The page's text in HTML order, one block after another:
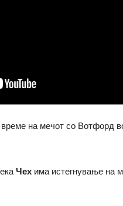
на мечот со Вотфорд
Чехима истегнување на